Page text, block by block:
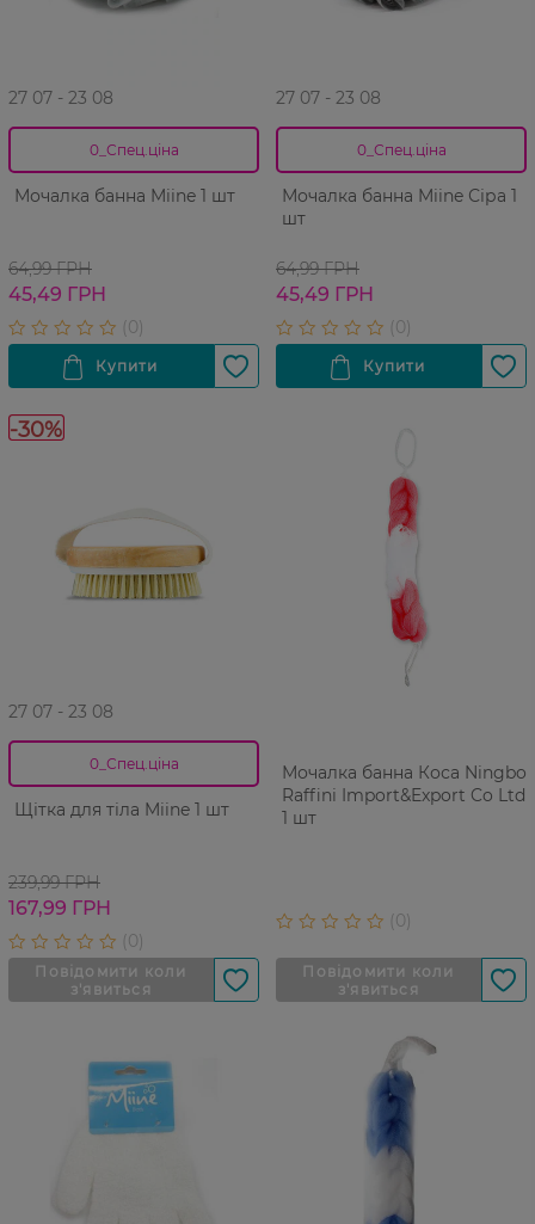
27 07 - 23 08
0_Спец.ціна
Мочалка банна Miine 1 шт
64,99 ГРН
45,49 ГРН
27 07 - 23 08
0_Спец.ціна
Мочалка банна Miine Сіра 1
шт
64,99 ГРН
45,49 ГРН
-30%
27 07 - 23 08
0_Спец.ціна
Щітка для тіла Miine 1 шт
239,99 ГРН
167,99 ГРН
Мочалка банна Коса Ningbo
Raffini Import&Export Co Ltd
1 шт